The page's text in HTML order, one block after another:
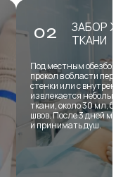
02
ЗАБОР
ТКАНИ
Под местным
прокол в области
стенки или с
извлекается
ткани, около 30 мл,
швов. После 3 дней
и принимать душ.